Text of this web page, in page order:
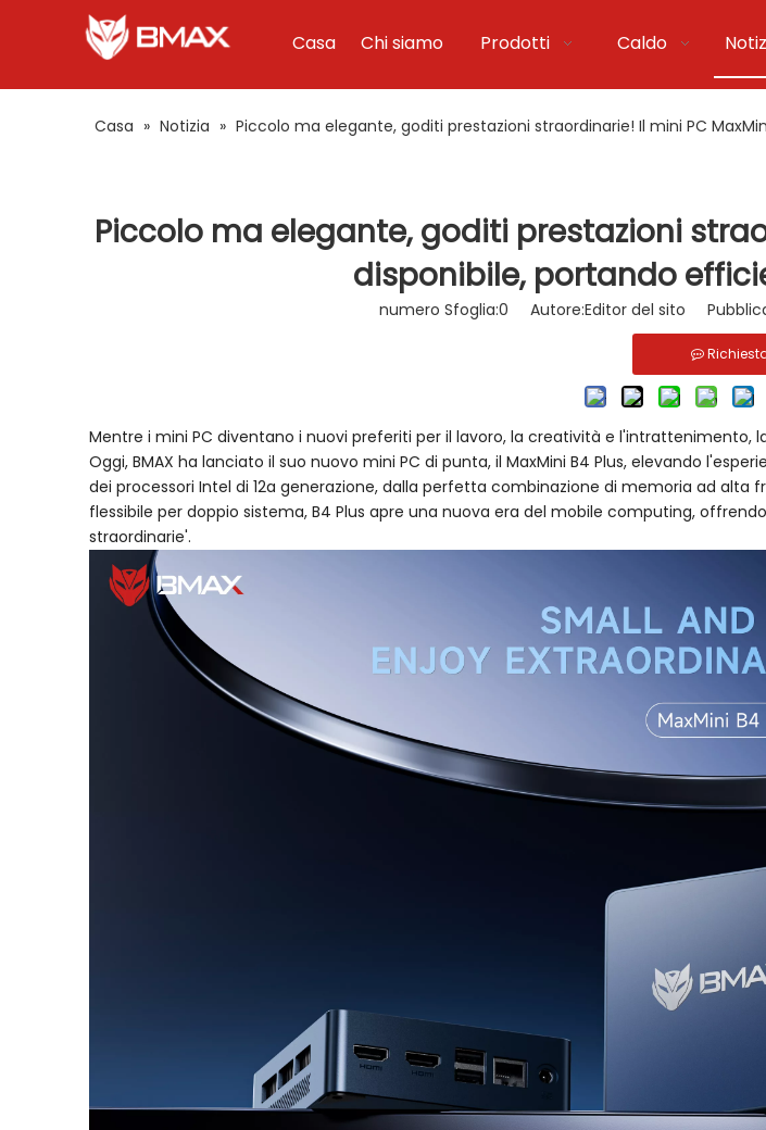
Casa Chi siamo Prodotti Caldo
Casa » Notizia » Piccolo ma elegante, goditi prestazioni straordinarie! Il mini PC
Piccolo ma elegante, goditi prestazioni
disponibile, portando
numero Sfoglia:0 Autore:Editor del sito
Mentre i mini PC diventano i nuovi preferiti per il lavoro, la creatività e
Oggi, BMAX ha lanciato il suo nuovo mini PC di punta, il MaxMini B4 Plus, elevando
dei processori Intel di 12a generazione, dalla perfetta combinazione di memoria ad
flessibile per doppio sistema, B4 Plus apre una nuova era del mobile computing,
straordinarie'.